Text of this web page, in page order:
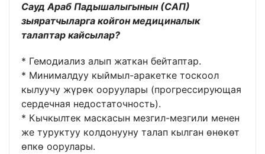
Сауд Араб Падышалыгынын (САП)
зыяратчыларга койгон медициналык
талаптар кайсылар?
* Гемодиализ алып жаткан бейтаптар.
* Минималдуу кыймыл-аракетке тоскоол
кылуучу жүрөк ооруулары (прогрессирующая
сердечная недостаточность).
* Кычкылтек маскасын мезгил-мезгили менен
же туруктуу колдонууну талап кылган өнөкөт
өпкө оорулары.